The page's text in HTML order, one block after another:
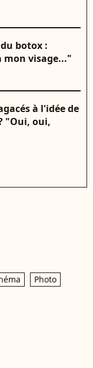
botox :
mon visage..."
à l'idée de
"Oui, oui,
Photo